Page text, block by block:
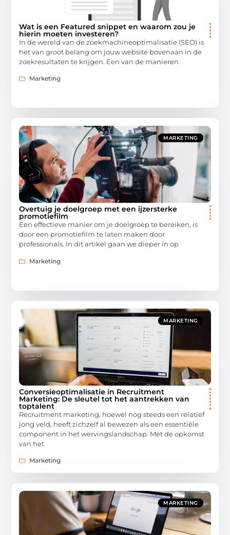
Wat is een Featured snippet en waarom zou je
hierin moeten investeren?
In de wereld van de zoekmachineoptimalisatie (SEO) is
het van groot belang om jouw website bovenaan in de
zoekresultaten te krijgen. Een van de manieren
Marketing
MARKETING
Overtuig je doelgroep met een ijzersterke
promotiefilm
Een effectieve manier om je doelgroep te bereiken, is
door een promotiefilm te laten maken door
professionals. In dit artikel gaan we dieper in op
Marketing
MARKETING
Conversieoptimalisatie in Recruitment
Marketing: De sleutel tot het aantrekken van
toptalent
Recruitment marketing, hoewel nog steeds een relatief
jong veld, heeft zichzelf al bewezen als een essentiële
component in het wervingslandschap. Met de opkomst
van het
Marketing
MARKETING